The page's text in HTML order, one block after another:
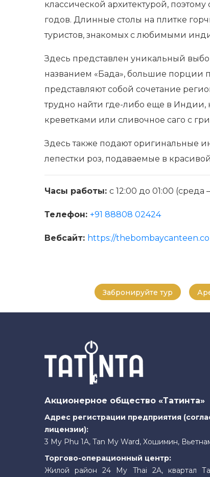
классической архитектурой,
годов. Длинные столы на плитке
туристов, знакомых с любимыми
Здесь представлен уникальный
названием «Бада», большие порции
представляют собой сочетание
трудно найти где-либо еще в
креветками или сливочное саго с
Здесь также подают оригинальные
лепестки роз, подаваемые в
Часы работы: с 12:00 до 01:00 (среда
Телефон: +91 88808 02424
Вебсайт: https://
Забронируйте тур
Акционерное общество «Татинта»
Адрес регистрации предприятия
лицензии):
3 My Phu 1A, Tan My Ward, Хошимин,
Торгово-операционный центр:
Жилой район 24 My Thai 2A, квартал